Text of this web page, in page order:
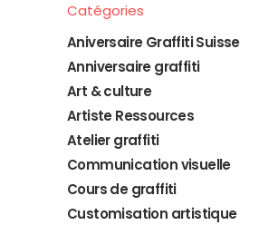
Catégories
Aniversaire Graffiti Suisse
Anniversaire graffiti
Art & culture
Artiste Ressources
Atelier graffiti
Communication visuelle
Cours de graffiti
Customisation artistique